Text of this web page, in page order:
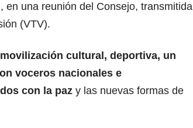
en una reunión del Consejo, transmitida
(VTV).
cultural, deportiva, un
voceros nacionales e
con la paz y las nuevas formas de